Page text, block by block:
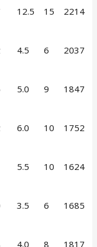
12.5 15 2214
4.5 6 2037
5.0 9 1847
6.0 10 1752
5.5 10 1624
3.5 6 1685
4.0 8 1817